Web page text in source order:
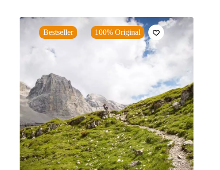
Bestseller 100% Original